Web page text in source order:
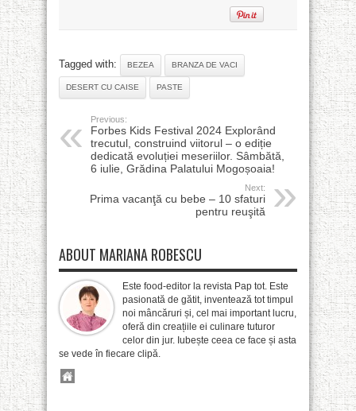
Tagged with: BEZEA BRANZA DE VACI
DESERT CU CAISE PASTE
Previous:
Forbes Kids Festival 2024 Explorând
trecutul, construind viitorul – o ediție
dedicată evoluției meseriilor. Sâmbătă,
6 iulie, Grădina Palatului Mogoșoaia!
Next:
Prima vacanţă cu bebe – 10 sfaturi
pentru reuşită
ABOUT MARIANA ROBESCU
Este food-editor la revista Pap tot. Este
pasionată de gătit, inventează tot timpul
noi mâncăruri și, cel mai important lucru,
oferă din creațiile ei culinare tuturor
celor din jur. Iubește ceea ce face și asta
se vede în fiecare clipă.